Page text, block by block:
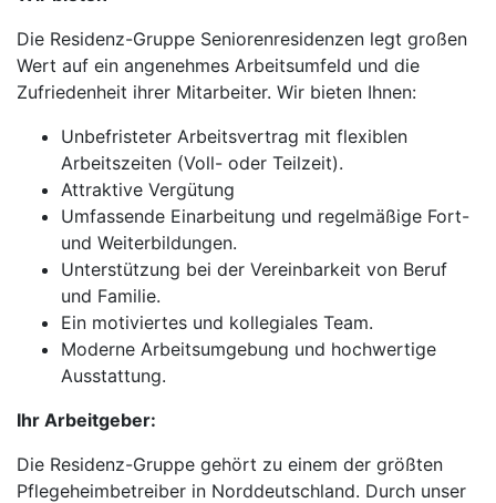
Die Residenz-Gruppe Seniorenresidenzen legt großen
Wert auf ein angenehmes Arbeitsumfeld und die
Zufriedenheit ihrer Mitarbeiter. Wir bieten Ihnen:
Unbefristeter Arbeitsvertrag mit flexiblen
Arbeitszeiten (Voll- oder Teilzeit).
Attraktive Vergütung
Umfassende Einarbeitung und regelmäßige Fort-
und Weiterbildungen.
Unterstützung bei der Vereinbarkeit von Beruf
und Familie.
Ein motiviertes und kollegiales Team.
Moderne Arbeitsumgebung und hochwertige
Ausstattung.
Ihr Arbeitgeber:
Die Residenz-Gruppe gehört zu einem der größten
Pflegeheimbetreiber in Norddeutschland. Durch unser